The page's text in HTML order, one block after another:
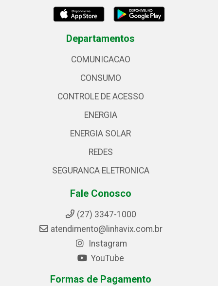
Departamentos
COMUNICACAO
CONSUMO
CONTROLE DE ACESSO
ENERGIA
ENERGIA SOLAR
REDES
SEGURANCA ELETRONICA
Fale Conosco
(27) 3347-1000
atendimento@linhavix.com.br
Instagram
YouTube
Formas de Pagamento